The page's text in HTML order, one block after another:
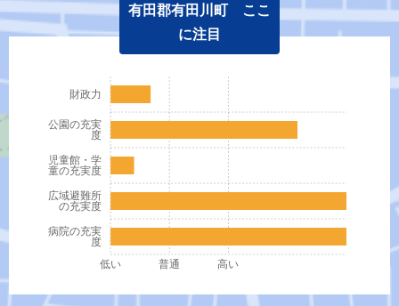
有田郡有田川町 ここ
に注目
病院の充実
度
広域避難所
の充実度
児童館・学
童の充実度
公園の充実
度
財政力
低い 普通 高い